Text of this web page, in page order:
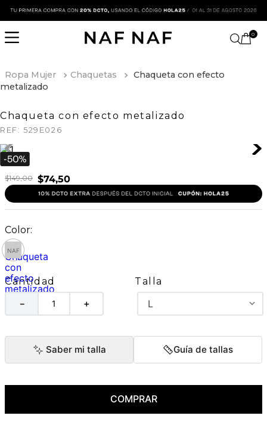
0
Ropa Mujer Chaquetas
Chaqueta con efecto
metalizado
Chaqueta con efecto metalizado
REF: 529E026
$149,00 $74,50
Cantidad
＋
－
Talla
L
Saber mi talla Guía de tallas
COMPRAR